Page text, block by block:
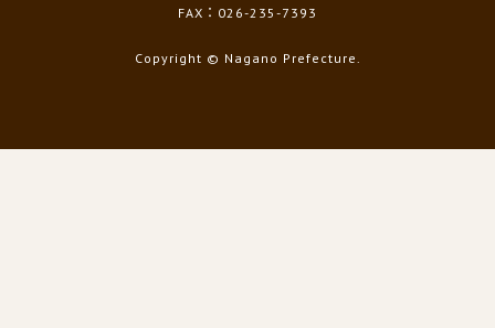
FAX：026-235-7393
Copyright © Nagano Prefecture.